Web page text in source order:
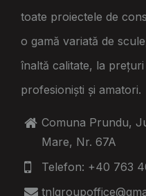
toate proiectele de
o gamă variată de
înaltă calitate, la
profesioniști și amatori.
Comuna Prundu,
Mare, Nr. 67A
Telefon: +40 763